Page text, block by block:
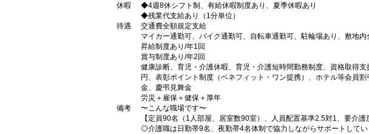
休暇
◆4週8休シフト制、有給休暇制度あり、夏季休暇あり
◆残業代支給あり（1分単位）
待遇
交通費全額規定支給
マイカー通勤可、バイク通勤可、自転車通勤可、駐輪場あり、敷地内
昇給制度あり/年1回
賞与制度あり/年2回
健康診断、育児・介護休暇、育児・介護短時間勤務制度、資格取得
円、表彰ポイント制度（ベネフィット・ワン提携）、ホテル等会員
金、慶弔見舞金
労災＋雇保＋健保＋厚年
備考
〜こんな職場です〜
【定員90名（1人部屋、居室数90室）、人員配置基準2.5対1、要介護
◎介護職は日勤帯9名、夜勤帯4名体制で協力しながらサポートして